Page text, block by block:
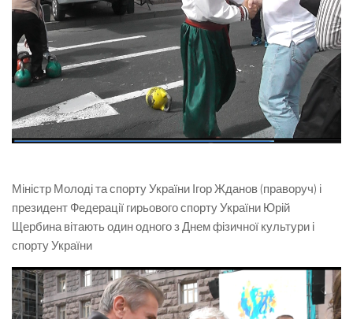
Міністр Молоді та спорту України Ігор Жданов (праворуч) і
президент Федерації гирьового спорту України Юрій
Щербина вітають один одного з Днем фізичної культури і
спорту України